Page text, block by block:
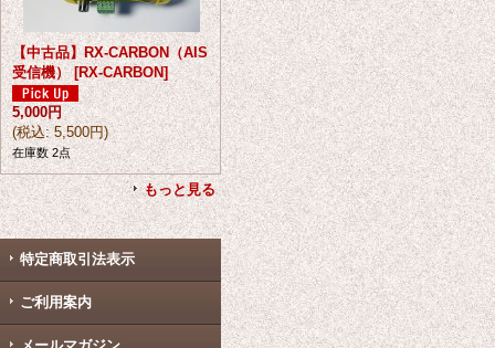
【中古品】RX-CARBON（AIS
受信機） [RX-CARBON]
5,000円
(税込: 5,500円)
在庫数 2点
もっと見る
特定商取引法表示
ご利用案内